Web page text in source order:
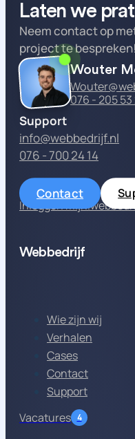
Laten we
Neem contact op
project te bespreken!
Wouter
076 - 205 53
Support
info@webbedrijf.nl
076 - 700 24 14
Contact
Inloggen
Webbedrijf
Wie zijn wij
Verhalen
Cases
Contact
Support
Vacatures 4